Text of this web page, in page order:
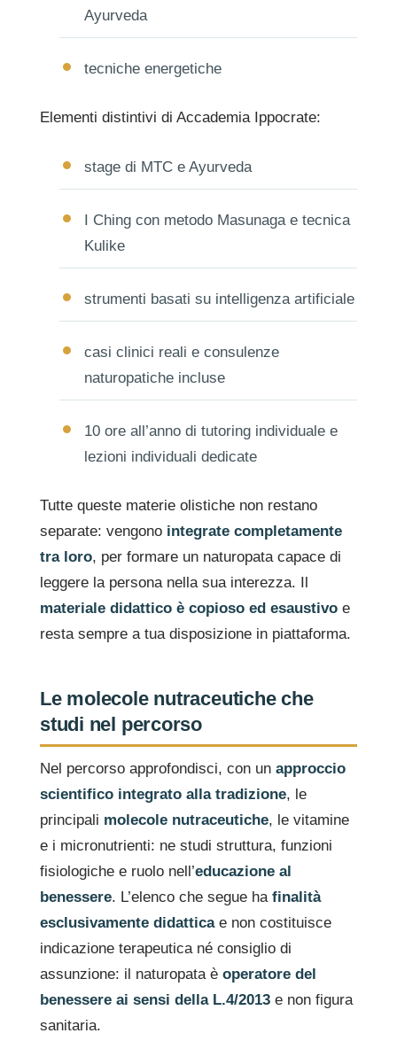
Ayurveda
tecniche energetiche
Elementi distintivi di Accademia Ippocrate:
stage di MTC e Ayurveda
I Ching con metodo Masunaga e tecnica
Kulike
strumenti basati su intelligenza artificiale
casi clinici reali e consulenze
naturopatiche incluse
10 ore all’anno di tutoring individuale e
lezioni individuali dedicate
Tutte queste materie olistiche non restano
separate: vengono integrate completamente
tra loro, per formare un naturopata capace di
leggere la persona nella sua interezza. Il
materiale didattico è copioso ed esaustivo e
resta sempre a tua disposizione in piattaforma.
Le molecole nutraceutiche che
studi nel percorso
Nel percorso approfondisci, con un approccio
scientifico integrato alla tradizione, le
principali molecole nutraceutiche, le vitamine
e i micronutrienti: ne studi struttura, funzioni
fisiologiche e ruolo nell’educazione al
benessere. L’elenco che segue ha finalità
esclusivamente didatticae non costituisce
indicazione terapeutica né consiglio di
assunzione: il naturopata è operatore del
benessere ai sensi della L.4/2013 e non figura
sanitaria.